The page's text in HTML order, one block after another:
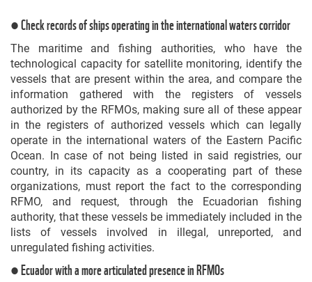
●Check records of ships operating in the international waters corridor
The maritime and fishing authorities, who have the
technological capacity for satellite monitoring, identify the
vessels that are present within the area, and compare the
information gathered with the registers of vessels
authorized by the RFMOs, making sure all of these appear
in the registers of authorized vessels which can legally
operate in the international waters of the Eastern Pacific
Ocean. In case of not being listed in said registries, our
country, in its capacity as a cooperating part of these
organizations, must report the fact to the corresponding
RFMO, and request, through the Ecuadorian fishing
authority, that these vessels be immediately included in the
lists of vessels involved in illegal, unreported, and
unregulated fishing activities.
● Ecuador with a more articulated presence in RFMOs